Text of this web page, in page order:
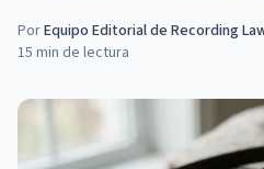
PorEquipo Editorial de Recording
15 min de lectura